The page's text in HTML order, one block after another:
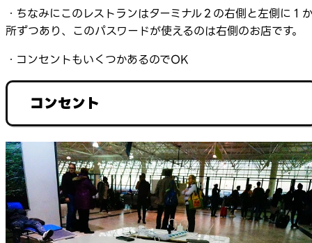
・ちなみにこのレストランはターミナル２の右側と左側に１
所ずつあり、このパスワードが使えるのは右側のお店です。
・コンセントもいくつかあるのでOK
コンセント